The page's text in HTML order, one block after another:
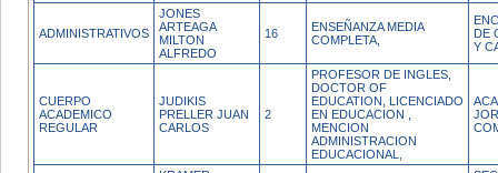
ADMINISTRATIVOS
JONES
ARTEAGA
MILTON
ALFREDO
16
ENSEÑANZA MEDIA
COMPLETA,
DE
Y
CUERPO
ACADEMICO
REGULAR
JUDIKIS
PRELLER JUAN
CARLOS
2
PROFESOR DE INGLES,
DOCTOR OF
EDUCATION, LICENCIADO
EN EDUCACION ,
MENCION
ADMINISTRACION
EDUCACIONAL,